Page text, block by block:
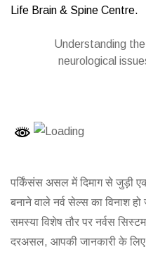
Understanding
neurological
पर्किंसंस असल में दिमाग से जुड़ी
बनाने वाले नर्व सेल्स का विनाश
समस्या विशेष तौर पर नर्वस
दरअसल, आपकी जानकारी के